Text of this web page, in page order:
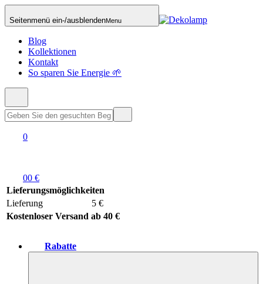
Seitenmenü ein-/ausblendenMenu
Blog
Kollektionen
Kontakt
So sparen Sie Energie 🌱
0
00 €
Lieferungsmöglichkeiten
Lieferung
5 €
Kostenloser Versand ab 40 €
Rabatte